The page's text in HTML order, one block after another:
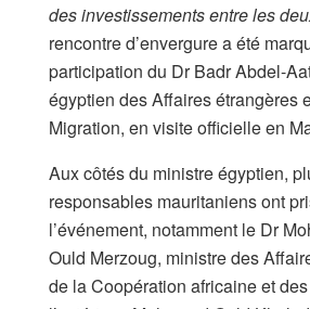
des investissements entre les
rencontre d’envergure a été
participation du Dr Badr Abdel-
égyptien des Affaires étrangères
Migration, en visite officielle en
Aux côtés du ministre égyptien,
responsables mauritaniens ont
l’événement, notamment le Dr
Ould Merzoug, ministre des
de la Coopération africaine et